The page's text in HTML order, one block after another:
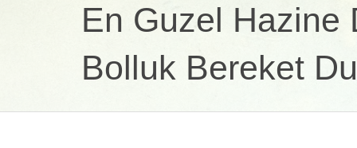
En Guzel Hazine
Bolluk Bereket